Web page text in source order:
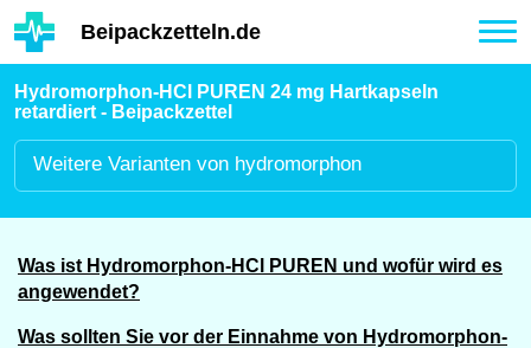
Hauptinhalt
Beipackzetteln.de
Hydromorphon-HCl PUREN 24 mg Hartkapseln
retardiert - Beipackzettel
Weitere Varianten von hydromorphon
Was ist Hydromorphon-HCl PUREN und wofür wird es
angewendet?
Was sollten Sie vor der Einnahme von Hydromorphon-